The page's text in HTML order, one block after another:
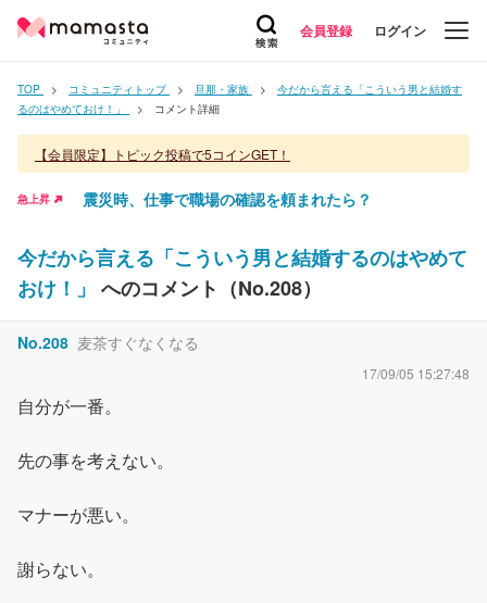
会員登録 ログイン
TOP コミュニティトップ 旦那・家族
今だから言える「こういう男と結婚す
るのはやめておけ！」
コメント詳細
【会員限定】トピック投稿で5コインGET！
急上昇 震災時、仕事で職場の確認を頼まれたら？
今だから言える「こういう男と結婚するのはやめて
おけ！」 へのコメント（No.208）
No.208 麦茶すぐなくなる
17/09/05 15:27:48
自分が一番。
先の事を考えない。
マナーが悪い。
謝らない。